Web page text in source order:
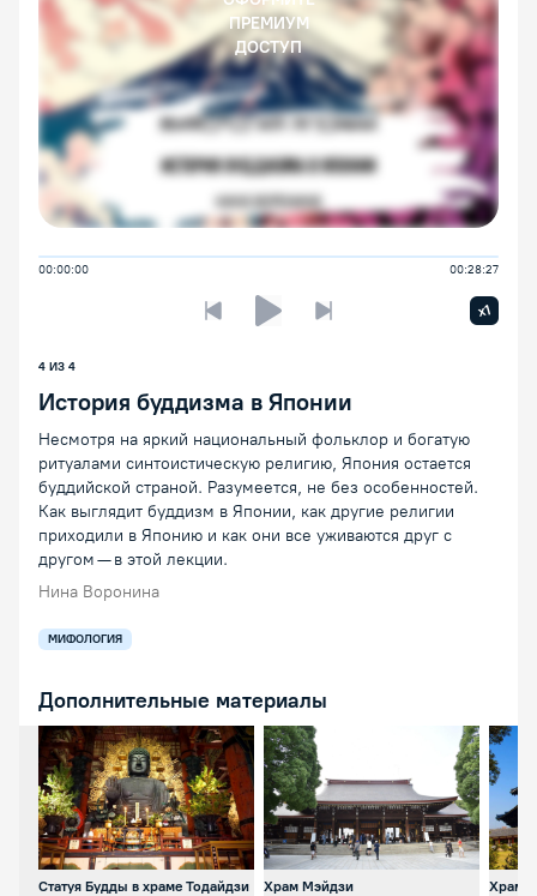
ПРЕМИУМ
ДОСТУП
00:00:00 00:28:27
Предыдущая лекцияСледующая лекция
x1
4 ИЗ 4
История буддизма в Японии
Несмотря на яркий национальный фольклор и богатую
ритуалами синтоистическую религию, Япония остается
буддийской страной. Разумеется, не без особенностей.
Как выглядит буддизм в Японии, как другие религии
приходили в Японию и как они все уживаются друг с
другом — в этой лекции.
Нина Воронина
МИФОЛОГИЯ
Дополнительные материалы
Открыть предпросмотр изображения
Статуя Будды в храме Тодайдзи
Открыть предпросмотр
Храм Мэйдзи
Храм